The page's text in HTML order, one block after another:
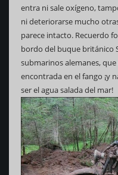
entra ni sale oxígeno,
ni deteriorarse mucho
parece intacto. Recuerdo
bordo del buque británico
submarinos alemanes,
encontrada en el fango ¡y
ser el agua salada del mar!